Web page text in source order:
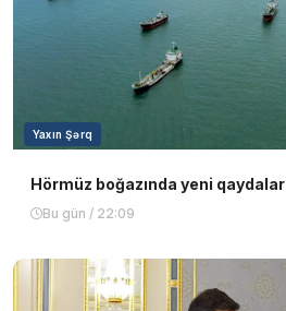
Yaxın Şərq
Hörmüz boğazında yeni qaydalar
Bu gün / 22:09